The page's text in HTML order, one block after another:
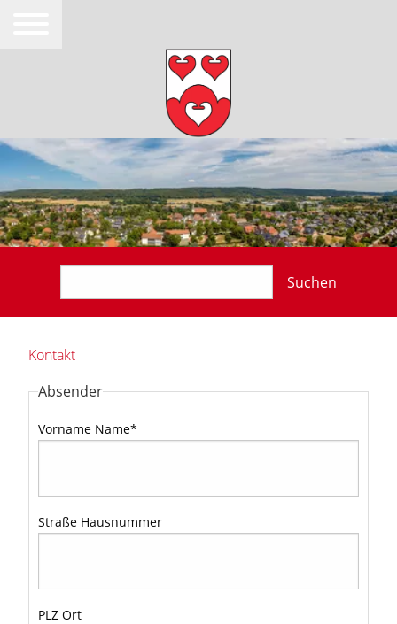
Suchen
Kontakt
Absender
Vorname Name*
Straße Hausnummer
PLZ Ort